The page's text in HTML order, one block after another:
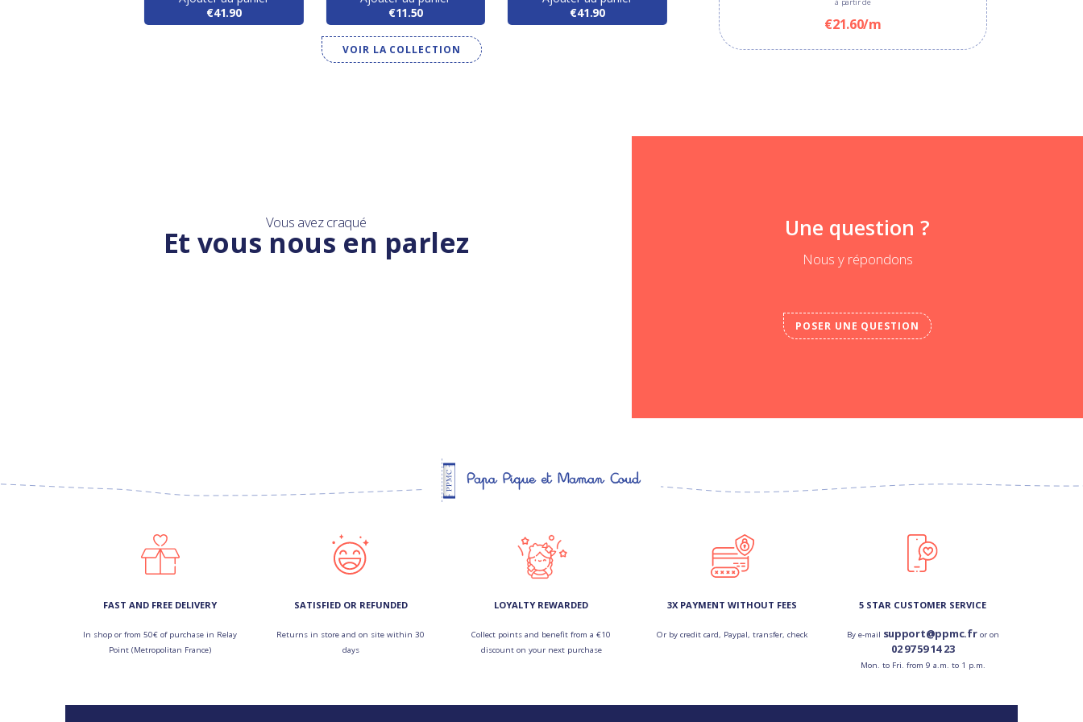
€41.90
€11.50
€41.90
VOIR LA COLLECTION
€21.60/m
Vous avez craqué
Et vous nous en parlez Une question ?
Nous y répondons
POSER UNE QUESTION
FAST AND FREE DELIVERY
In shop or from 50€ of purchase in Relay
Point (Metropolitan France)
SATISFIED OR REFUNDED
Returns in store and on site within 30
days
LOYALTY REWARDED
Collect points and benefit from a €10
discount on your next purchase
3X PAYMENT WITHOUT FEES
Or by credit card, Paypal, transfer, check
5 STAR CUSTOMER SERVICE
By e-mail support@ppmc.fror on
02 97 59 14 23
Mon. to Fri. from 9 a.m. to 1 p.m.